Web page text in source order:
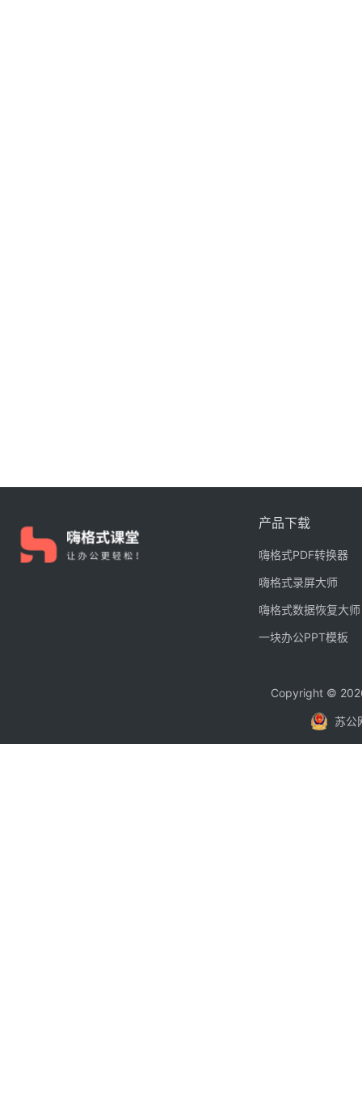
产品下载
嗨格式PDF转换器
嗨格式录屏大师
嗨格式数据恢复大师
一块办公PPT模板
Copyright ©
苏